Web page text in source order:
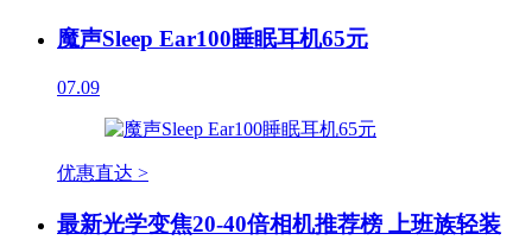
魔声Sleep Ear100睡眠耳机65元
07.09
优惠直达 >
最新光学变焦20-40倍相机推荐榜 上班族轻装